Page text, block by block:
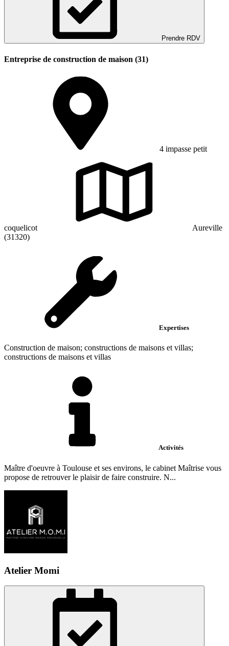
Prendre RDV
Entreprise de construction de maison (31)
4 impasse petit
coquelicot
Aureville
(31320)
Expertises
Construction de maison; constructions de maisons et villas;
constructions de maisons et villas
Activités
Maître d'oeuvre à Toulouse et ses environs, le cabinet Maîtrise vous
propose de retrouver le plaisir de faire construire. N...
Atelier Momi